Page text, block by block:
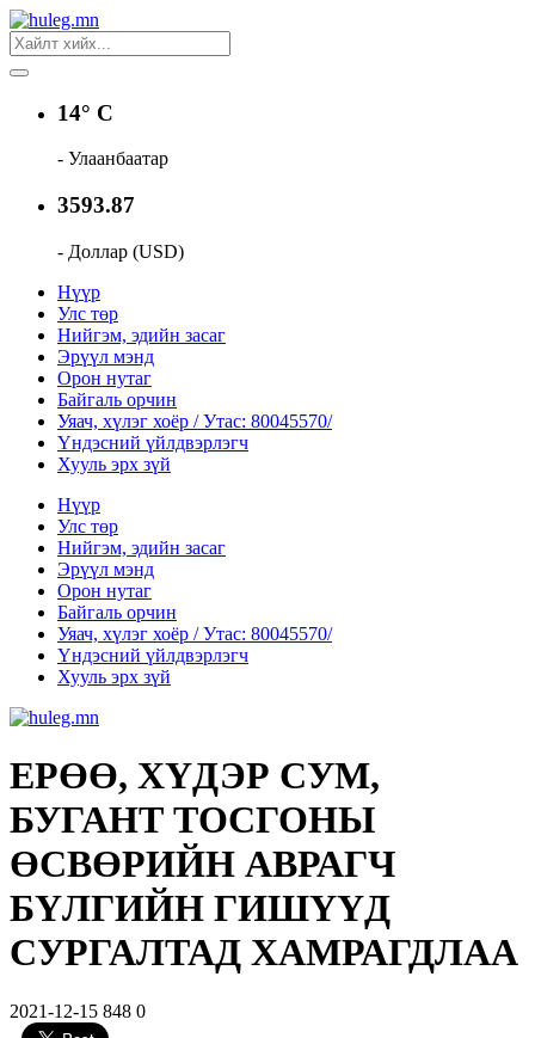
14° C
- Улаанбаатар
3593.87
- Доллар (USD)
Нүүр
Улс төр
Нийгэм, эдийн засаг
Эрүүл мэнд
Орон нутаг
Байгаль орчин
Уяач, хүлэг хоёр / Утас: 80045570/
Үндэсний үйлдвэрлэгч
Хууль эрх зүй
Нүүр
Улс төр
Нийгэм, эдийн засаг
Эрүүл мэнд
Орон нутаг
Байгаль орчин
Уяач, хүлэг хоёр / Утас: 80045570/
Үндэсний үйлдвэрлэгч
Хууль эрх зүй
ЕРӨӨ, ХҮДЭР СУМ,
БУГАНТ ТОСГОНЫ
ӨСВӨРИЙН АВРАГЧ
БҮЛГИЙН ГИШҮҮД
СУРГАЛТАД ХАМРАГДЛАА
2021-12-15 848 0